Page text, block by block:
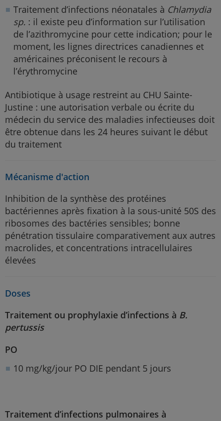
Traitement d’infections néonatales à Chlamydia
sp. : il existe peu d’information sur l’utilisation
de l’azithromycine pour cette indication; pour le
moment, les lignes directrices canadiennes et
américaines préconisent le recours à
l’érythromycine
Antibiotique à usage restreint au CHU Sainte-
Justine : une autorisation verbale ou écrite du
médecin du service des maladies infectieuses doit
être obtenue dans les 24 heures suivant le début
du traitement
Mécanisme d'action
Inhibition de la synthèse des protéines
bactériennes après fixation à la sous-unité 50S des
ribosomes des bactéries sensibles; bonne
pénétration tissulaire comparativement aux autres
macrolides, et concentrations intracellulaires
élevées
Doses
Traitement ou prophylaxie d’infections à B.
pertussis
PO
10 mg/kg/jour PO DIE pendant 5 jours
Traitement d’infections pulmonaires à